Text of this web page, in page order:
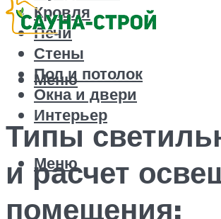
Кровля
Печи
Стены
Пол и потолок
Окна и двери
Интерьер
Меню
Меню
Типы
и расчет
помещения: